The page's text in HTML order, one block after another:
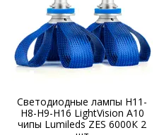
Светодиодные лампы H11-
H8-H9-H16 LightVision A10
чипы Lumileds ZES 6000К 2